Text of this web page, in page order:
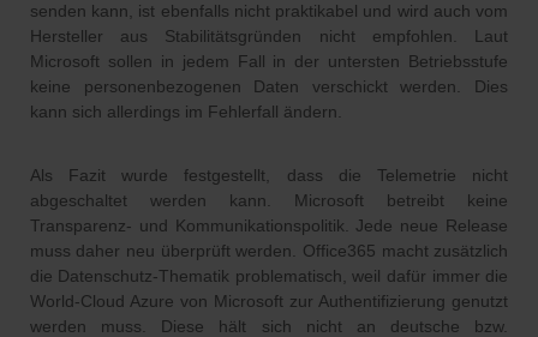
senden kann, ist ebenfalls nicht praktikabel und wird auch vom
Hersteller aus Stabilitätsgründen nicht empfohlen. Laut
Microsoft sollen in jedem Fall in der untersten Betriebsstufe
keine personenbezogenen Daten verschickt werden. Dies
kann sich allerdings im Fehlerfall ändern.
Als Fazit wurde festgestellt, dass die Telemetrie nicht
abgeschaltet werden kann. Microsoft betreibt keine
Transparenz- und Kommunikationspolitik. Jede neue Release
muss daher neu überprüft werden. Office365 macht zusätzlich
die Datenschutz-Thematik problematisch, weil dafür immer die
World-Cloud Azure von Microsoft zur Authentifizierung genutzt
werden muss. Diese hält sich nicht an deutsche bzw.